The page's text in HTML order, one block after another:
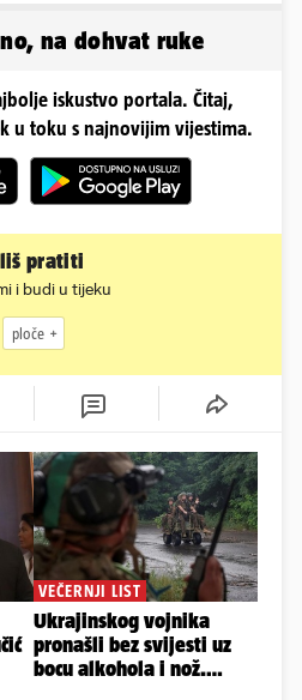
na dohvat ruke
iskustvo portala. Čitaj,
u toku s najnovijim vijestima.
pratiti
i budi u tijeku
ploče